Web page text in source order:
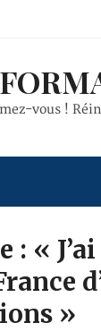
vous !
: «
»